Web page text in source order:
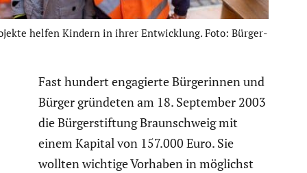
helfen Kindern in ihrer Entwick­lung. Foto: Bürger­
Fast hundert engagierte Bürge­rinnen und
Bürger gründeten am 18. September 2003
die Bürger­stif­tung Braun­schweig mit
einem Kapital von 157.000 Euro. Sie
wollten wichtige Vorhaben in möglichst